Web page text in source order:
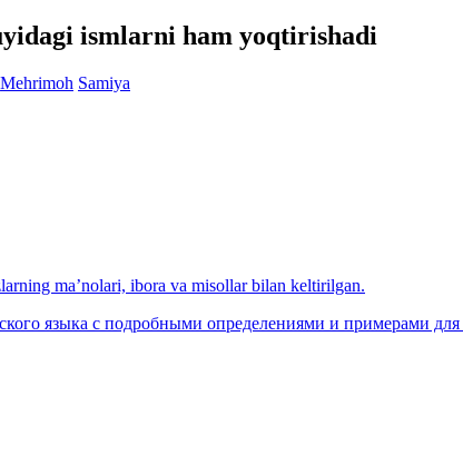
ismlarni ham yoqtirishadi
Mehrimoh Samiya
ma’nolari, ibora va misollar bilan keltirilgan.
языка с подробными определениями и примерами для